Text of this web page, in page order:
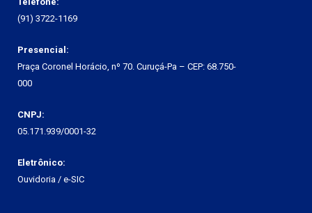
(91) 3722-1169
Presencial:
Praça Coronel Horácio, nº 70. Curuçá-Pa – CEP: 68.750-
000
CNPJ:
05.171.939/0001-32
Eletrônico:
Ouvidoria / e-SIC